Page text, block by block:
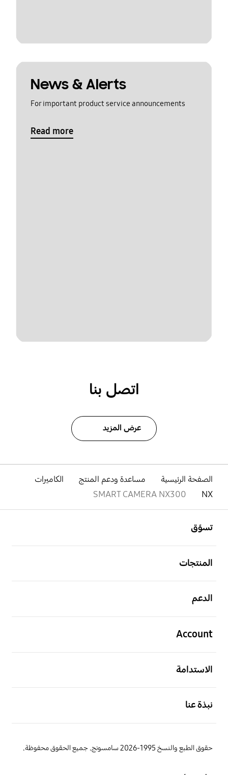
News & Alerts
For important product service announcements
Read more
اتصل بنا
عرض المزيد
الصفحة الرئيسية مساعدة ودعم المنتج
الكاميرات
NX
SMART CAMERA NX300
تسوّق
المنتجات
الدعم
Account
الاستدامة
نبذة عنا
حقوق الطبع والنسخ 1995-2026 سامسونج. جميع الحقوق محفوظة.